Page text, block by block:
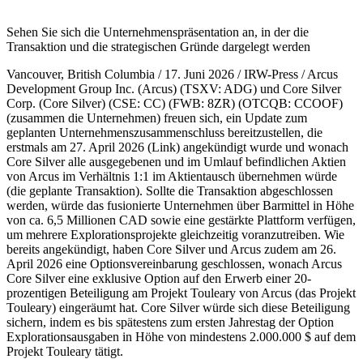
Sehen Sie sich die Unternehmenspräsentation an, in der die
Transaktion und die strategischen Gründe dargelegt werden
Vancouver, British Columbia / 17. Juni 2026 / IRW-Press / Arcus
Development Group Inc. (Arcus) (TSXV: ADG) und Core Silver
Corp. (Core Silver) (CSE: CC) (FWB: 8ZR) (OTCQB: CCOOF)
(zusammen die Unternehmen) freuen sich, ein Update zum
geplanten Unternehmenszusammenschluss bereitzustellen, die
erstmals am 27. April 2026 (Link) angekündigt wurde und wonach
Core Silver alle ausgegebenen und im Umlauf befindlichen Aktien
von Arcus im Verhältnis 1:1 im Aktientausch übernehmen würde
(die geplante Transaktion). Sollte die Transaktion abgeschlossen
werden, würde das fusionierte Unternehmen über Barmittel in Höhe
von ca. 6,5 Millionen CAD sowie eine gestärkte Plattform verfügen,
um mehrere Explorationsprojekte gleichzeitig voranzutreiben. Wie
bereits angekündigt, haben Core Silver und Arcus zudem am 26.
April 2026 eine Optionsvereinbarung geschlossen, wonach Arcus
Core Silver eine exklusive Option auf den Erwerb einer 20-
prozentigen Beteiligung am Projekt Touleary von Arcus (das Projekt
Touleary) eingeräumt hat. Core Silver würde sich diese Beteiligung
sichern, indem es bis spätestens zum ersten Jahrestag der Option
Explorationsausgaben in Höhe von mindestens 2.000.000 $ auf dem
Projekt Touleary tätigt.